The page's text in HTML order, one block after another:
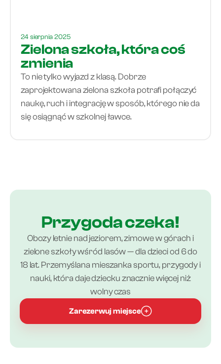
24 sierpnia 2025
Zielona szkoła, która coś
zmienia
To nie tylko wyjazd z klasą. Dobrze
zaprojektowana zielona szkoła potrafi połączyć
naukę, ruch i integrację w sposób, którego nie da
się osiągnąć w szkolnej ławce.
Przygoda czeka!
Obozy letnie nad jeziorem, zimowe w górach i
zielone szkoły wśród lasów — dla dzieci od 6 do
18 lat. Przemyślana mieszanka sportu, przygody i
nauki, która daje dziecku znacznie więcej niż
wolny czas
Zarezerwuj miejsce